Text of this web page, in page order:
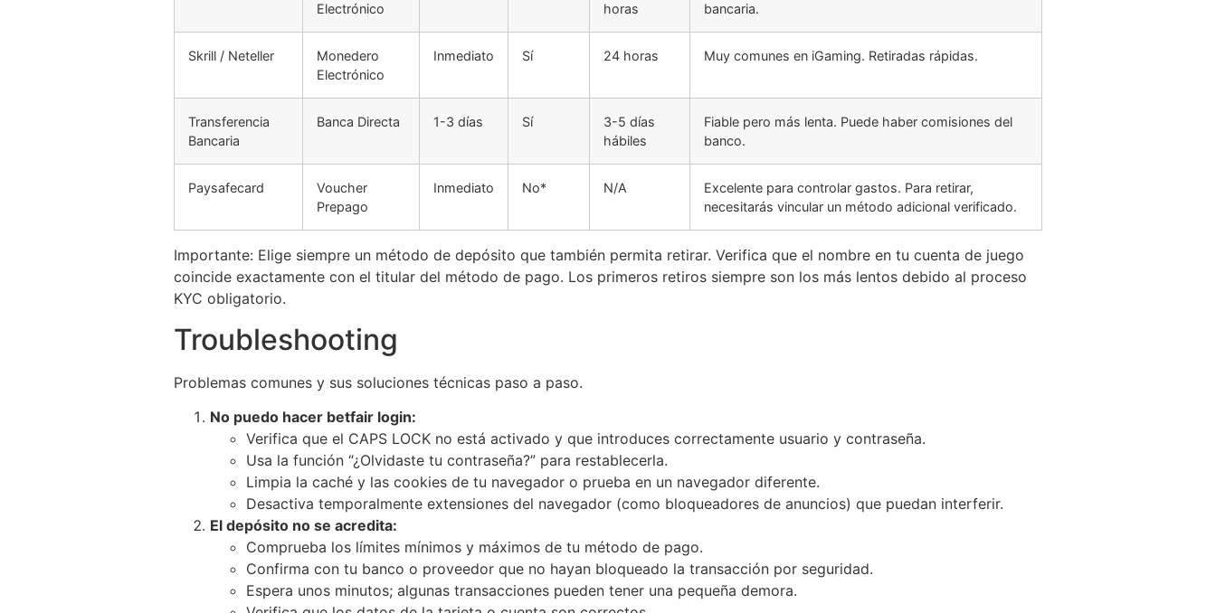
Electrónico
horas
bancaria.
Skrill / Neteller
Monedero
Electrónico
Inmediato Sí 24 horas Muy comunes en iGaming. Retiradas rápidas.
Transferencia
Bancaria
Banca Directa 1-3 días Sí
3-5 días
hábiles
Fiable pero más lenta. Puede haber comisiones del
banco.
Paysafecard
Voucher
Prepago
Inmediato No* N/A
Excelente para controlar gastos. Para retirar,
necesitarás vincular un método adicional verificado.
Importante: Elige siempre un método de depósito que también permita retirar. Verifica que el nombre en tu cuenta de juego
coincide exactamente con el titular del método de pago. Los primeros retiros siempre son los más lentos debido al proceso
KYC obligatorio.
Troubleshooting
Problemas comunes y sus soluciones técnicas paso a paso.
No puedo hacer betfair login:
Verifica que el CAPS LOCK no está activado y que introduces correctamente usuario y contraseña.
Usa la función “¿Olvidaste tu contraseña?” para restablecerla.
Limpia la caché y las cookies de tu navegador o prueba en un navegador diferente.
Desactiva temporalmente extensiones del navegador (como bloqueadores de anuncios) que puedan interferir.
El depósito no se acredita:
Comprueba los límites mínimos y máximos de tu método de pago.
Confirma con tu banco o proveedor que no hayan bloqueado la transacción por seguridad.
Espera unos minutos; algunas transacciones pueden tener una pequeña demora.